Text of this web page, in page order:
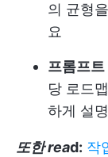
의 균형
요
프롬프트
당 로드
하게 설
또한 read: 작